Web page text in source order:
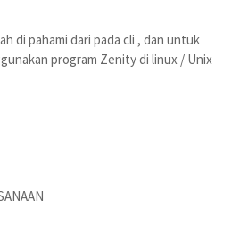
di pahami dari pada cli , dan untuk
program Zenity di linux / Unix